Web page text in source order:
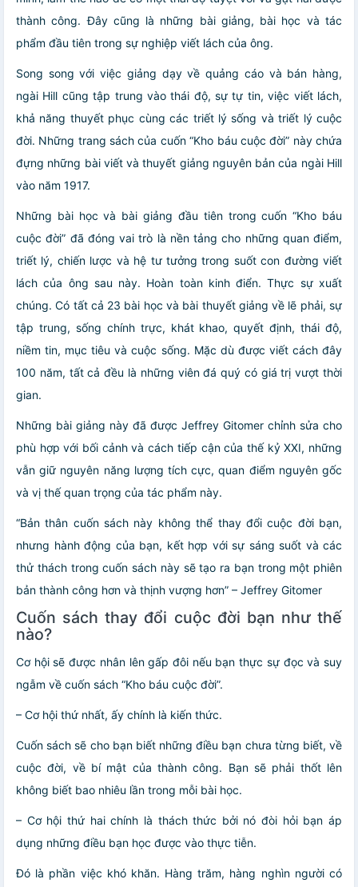
thành công. Đây cũng là những bài giảng, bài học và tác
phẩm đầu tiên trong sự nghiệp viết lách của ông.
Song song với việc giảng dạy về quảng cáo và bán hàng,
ngài Hill cũng tập trung vào thái độ, sự tự tin, việc viết lách,
khả năng thuyết phục cùng các triết lý sống và triết lý cuộc
đời. Những trang sách của cuốn “Kho báu cuộc đời” này chứa
đựng những bài viết và thuyết giảng nguyên bản của ngài Hill
vào năm 1917.
Những bài học và bài giảng đầu tiên trong cuốn “Kho báu
cuộc đời” đã đóng vai trò là nền tảng cho những quan điểm,
triết lý, chiến lược và hệ tư tưởng trong suốt con đường viết
lách của ông sau này. Hoàn toàn kinh điển. Thực sự xuất
chúng. Có tất cả 23 bài học và bài thuyết giảng về lẽ phải, sự
tập trung, sống chính trực, khát khao, quyết định, thái độ,
niềm tin, mục tiêu và cuộc sống. Mặc dù được viết cách đây
100 năm, tất cả đều là những viên đá quý có giá trị vượt thời
gian.
Những bài giảng này đã được Jeffrey Gitomer chỉnh sửa cho
phù hợp với bối cảnh và cách tiếp cận của thế kỷ XXI, những
vẫn giữ nguyên năng lượng tích cực, quan điểm nguyên gốc
và vị thế quan trọng của tác phẩm này.
“Bản thân cuốn sách này không thể thay đổi cuộc đời bạn,
nhưng hành động của bạn, kết hợp với sự sáng suốt và các
thử thách trong cuốn sách này sẽ tạo ra bạn trong một phiên
bản thành công hơn và thịnh vượng hơn” – Jeffrey Gitomer
Cuốn sách thay đổi cuộc đời bạn như thế
nào?
Cơ hội sẽ được nhân lên gấp đôi nếu bạn thực sự đọc và suy
ngẫm về cuốn sách “Kho báu cuộc đời”.
– Cơ hội thứ nhất, ấy chính là kiến thức.
Cuốn sách sẽ cho bạn biết những điều bạn chưa từng biết, về
cuộc đời, về bí mật của thành công. Bạn sẽ phải thốt lên
không biết bao nhiêu lần trong mỗi bài học.
– Cơ hội thứ hai chính là thách thức bởi nó đòi hỏi bạn áp
dụng những điều bạn học được vào thực tiễn.
Đó là phần việc khó khăn. Hàng trăm, hàng nghìn người có